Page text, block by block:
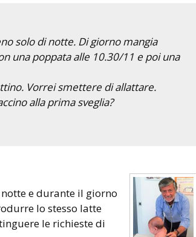
solo di notte. Di giorno mangia
una poppata alle 10.30/11 e poi una
Vorrei smettere di allattare.
alla prima sveglia?
e durante il giorno
lo stesso latte
le richieste di